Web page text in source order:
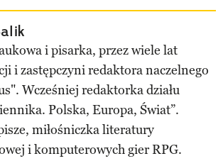
i pisarka, przez wiele lat
i zastępczyni redaktora naczelnego
Wcześniej redaktorka działu
Polska, Europa, Świat”.
miłośniczka literatury
i komputerowych gier RPG.